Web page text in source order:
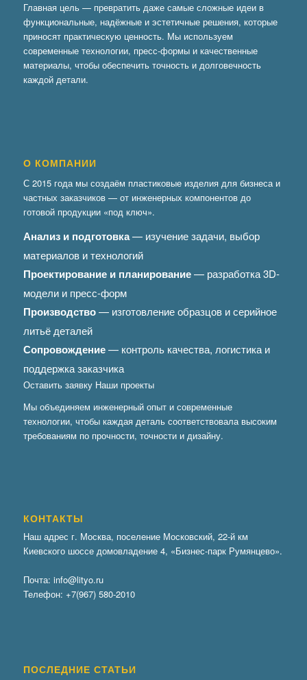
Главная цель — превратить даже самые сложные идеи в
функциональные, надёжные и эстетичные решения, которые
приносят практическую ценность. Мы используем
современные технологии, пресс-формы и качественные
материалы, чтобы обеспечить точность и долговечность
каждой детали.
О КОМПАНИИ
С 2015 года мы создаём пластиковые изделия для бизнеса и
частных заказчиков — от инженерных компонентов до
готовой продукции «под ключ».
Анализ и подготовка— изучение задачи, выбор
материалов и технологий
Проектирование и планирование— разработка 3D-
модели и пресс-форм
Производство— изготовление образцов и серийное
литьё деталей
Сопровождение— контроль качества, логистика и
поддержка заказчика
Оставить заявку Наши проекты
Мы объединяем инженерный опыт и современные
технологии, чтобы каждая деталь соответствовала высоким
требованиям по прочности, точности и дизайну.
КОНТАКТЫ
Наш адрес г. Москва, поселение Московский, 22-й км
Киевского шоссе домовладение 4, «Бизнес-парк Румянцево».
Почта: info@lityo.ru
Телефон: +7(967) 580-2010
ПОСЛЕДНИЕ СТАТЬИ